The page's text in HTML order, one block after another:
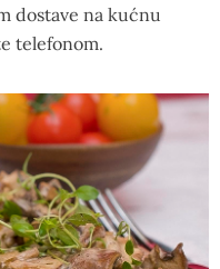
dostave na kućnu
telefonom.